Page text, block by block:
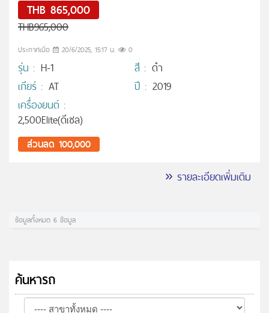
THB 865,000
THB965,000
ประกาศเมื่อ 20/6/2025, 15:17 น. 0
รุ่น : H-1 สี : ดำ
เกียร์ : AT ปี : 2019
เครื่องยนต์ :
2,500Elite(ดีเซล)
ส่วนลด 100,000
» รายละเอียดเพิ่มเติม
ข้อมูลทั้งหมด 6 ข้อมูล
ค้นหารถ